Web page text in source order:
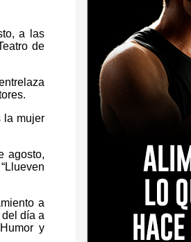
a las
de
la mujer
agosto,
a
día a
y